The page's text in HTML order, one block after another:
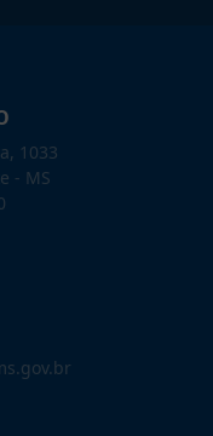
1033
- MS